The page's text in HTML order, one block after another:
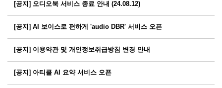
[공지] 오디오북 서비스 종료 안내 (24.08.12)
[공지] AI 보이스로 편하게 'audio DBR' 서비스 오픈
[공지] 이용약관 및 개인정보취급방침 변경 안내
[공지] 아티클 AI 요약 서비스 오픈